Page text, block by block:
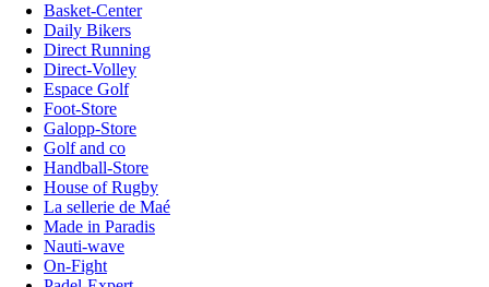
Basket-Center
Daily Bikers
Direct Running
Direct-Volley
Espace Golf
Foot-Store
Galopp-Store
Golf and co
Handball-Store
House of Rugby
La sellerie de Maé
Made in Paradis
Nauti-wave
On-Fight